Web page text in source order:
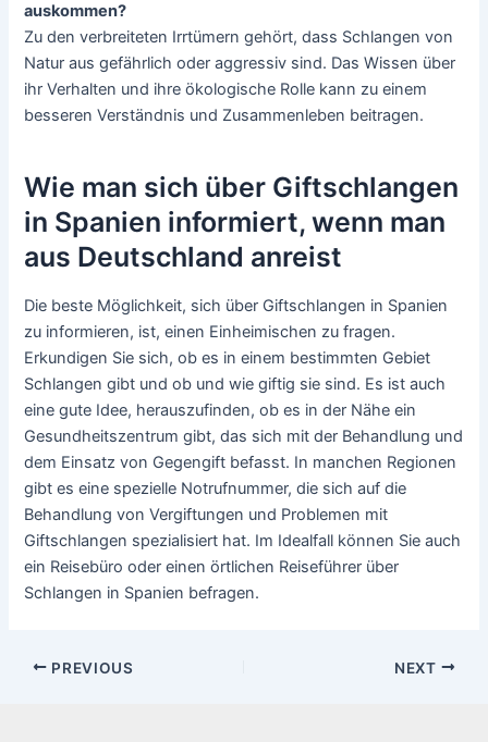
auskommen?
Zu den verbreiteten Irrtümern gehört, dass Schlangen von
Natur aus gefährlich oder aggressiv sind. Das Wissen über
ihr Verhalten und ihre ökologische Rolle kann zu einem
besseren Verständnis und Zusammenleben beitragen.
Wie man sich über Giftschlangen
in Spanien informiert, wenn man
aus Deutschland anreist
Die beste Möglichkeit, sich über Giftschlangen in Spanien
zu informieren, ist, einen Einheimischen zu fragen.
Erkundigen Sie sich, ob es in einem bestimmten Gebiet
Schlangen gibt und ob und wie giftig sie sind. Es ist auch
eine gute Idee, herauszufinden, ob es in der Nähe ein
Gesundheitszentrum gibt, das sich mit der Behandlung und
dem Einsatz von Gegengift befasst. In manchen Regionen
gibt es eine spezielle Notrufnummer, die sich auf die
Behandlung von Vergiftungen und Problemen mit
Giftschlangen spezialisiert hat. Im Idealfall können Sie auch
ein Reisebüro oder einen örtlichen Reiseführer über
Schlangen in Spanien befragen.
Post
PREVIOUS NEXT